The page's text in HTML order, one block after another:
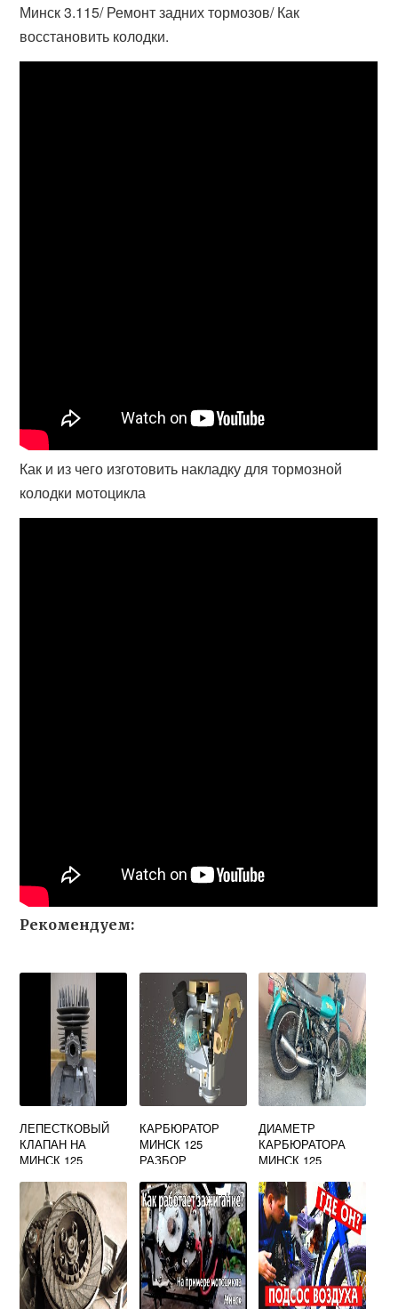
Минск 3.115/ Ремонт задних тормозов/ Как
восстановить колодки.
Как и из чего изготовить накладку для тормозной
колодки мотоцикла
Рекомендуем:
ЛЕПЕСТКОВЫЙ
КЛАПАН НА
МИНСК 125
КАРБЮРАТОР
МИНСК 125
РАЗБОР
ДИАМЕТР
КАРБЮРАТОРА
МИНСК 125